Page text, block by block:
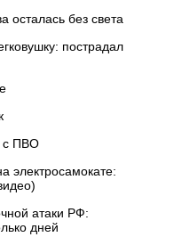
осталась без света
пострадал
с ПВО
электросамокате:
атаки РФ:
дней